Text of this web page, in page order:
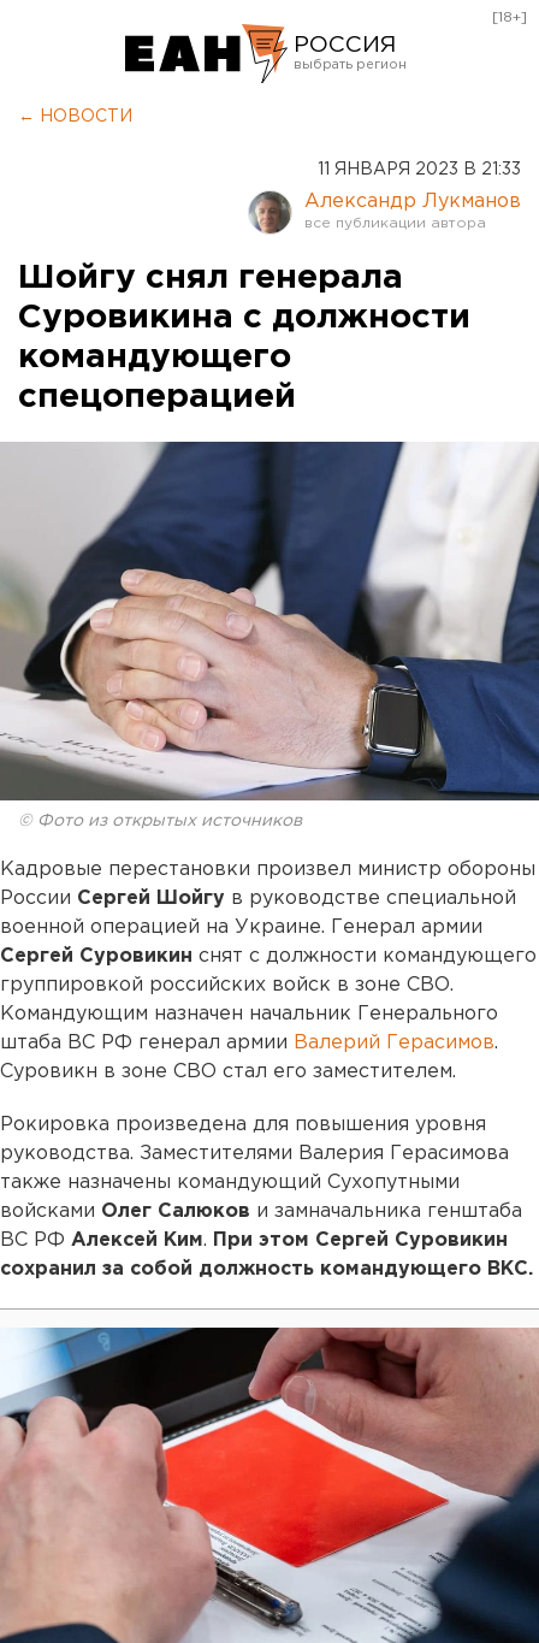
РОССИЯ
Оренбург
[18+]
← НОВОСТИ
11 ЯНВАРЯ 2023 В 21:33
Александр Лукманов
Шойгу снял генерала
Суровикина с должности
командующего
спецоперацией
© Фото из открытых источников
Кадровые перестановки произвел министр обороны
России Сергей Шойгу в руководстве специальной
военной операцией на Украине. Генерал армии
Сергей Суровикин снят с должности командующего
группировкой российских войск в зоне СВО.
Командующим назначен начальник Генерального
штаба ВС РФ генерал армии Валерий Герасимов.
Суровикн в зоне СВО стал его заместителем.
Рокировка произведена для повышения уровня
руководства. Заместителями Валерия Герасимова
также назначены командующий Сухопутными
войсками Олег Салюков и замначальника генштаба
ВС РФ Алексей Ким.
При этом Сергей Суровикин
сохранил за собой должность командующего ВКС.